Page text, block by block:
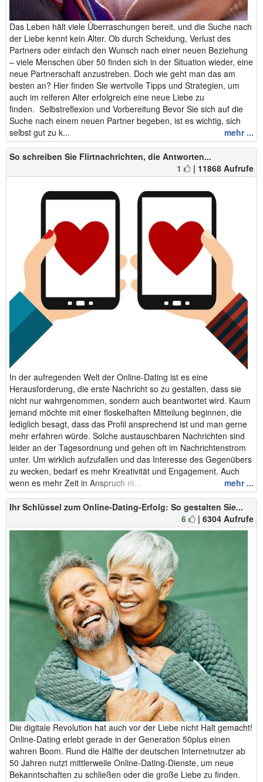
Das Leben hält viele Überraschungen bereit, und die Suche nach
der Liebe kennt kein Alter. Ob durch Scheidung, Verlust des
Partners oder einfach den Wunsch nach einer neuen Beziehung
– viele Menschen über 50 finden sich in der Situation wieder, eine
neue Partnerschaft anzustreben. Doch wie geht man das am
besten an? Hier finden Sie wertvolle Tipps und Strategien, um
auch im reiferen Alter erfolgreich eine neue Liebe zu
finden. Selbstreflexion und Vorbereitung Bevor Sie sich auf die
Suche nach einem neuen Partner begeben, ist es wichtig, sich
selbst gut zu k...
mehr ...
So schreiben Sie Flirtnachrichten, die Antworten...
1
| 11868 Aufrufe
In der aufregenden Welt der Online-Dating ist es eine
Herausforderung, die erste Nachricht so zu gestalten, dass sie
nicht nur wahrgenommen, sondern auch beantwortet wird. Kaum
jemand möchte mit einer floskelhaften Mitteilung beginnen, die
lediglich besagt, dass das Profil ansprechend ist und man gerne
mehr erfahren würde. Solche austauschbaren Nachrichten sind
leider an der Tagesordnung und gehen oft im Nachrichtenstrom
unter. Um wirklich aufzufallen und das Interesse des Gegenübers
zu wecken, bedarf es mehr Kreativität und Engagement. Auch
wenn es mehr Zeit in Anspruch ni...
mehr ...
Ihr Schlüssel zum Online-Dating-Erfolg: So gestalten Sie...
6
| 6304 Aufrufe
Die digitale Revolution hat auch vor der Liebe nicht Halt gemacht!
Online-Dating erlebt gerade in der Generation 50plus einen
wahren Boom. Rund die Hälfte der deutschen Internetnutzer ab
50 Jahren nutzt mittlerweile Online-Dating-Dienste, um neue
Bekanntschaften zu schließen oder die große Liebe zu finden.